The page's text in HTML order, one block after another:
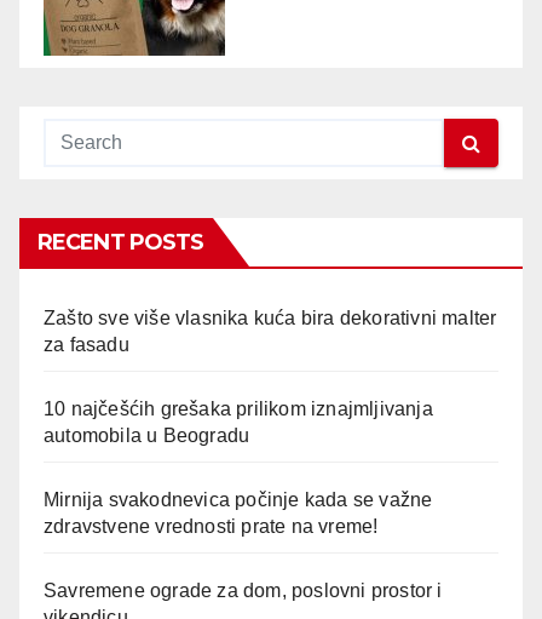
RECENT POSTS
Zašto sve više vlasnika kuća bira dekorativni malter
za fasadu
10 najčešćih grešaka prilikom iznajmljivanja
automobila u Beogradu
Mirnija svakodnevica počinje kada se važne
zdravstvene vrednosti prate na vreme!
Savremene ograde za dom, poslovni prostor i